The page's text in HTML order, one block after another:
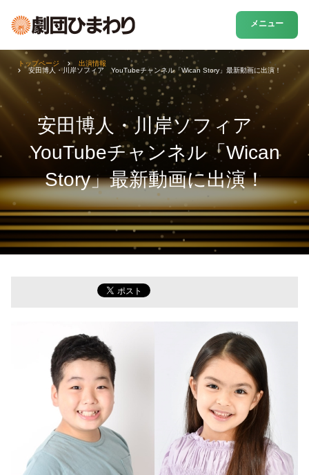
メニュー
安田博人・川岸ソフィア
YouTubeチャンネル「Wican
Story」最新動画に出演！
トップページ
出演情報
安田博人・川岸ソフィア YouTubeチャンネル「Wican Story」最新動画に出演！